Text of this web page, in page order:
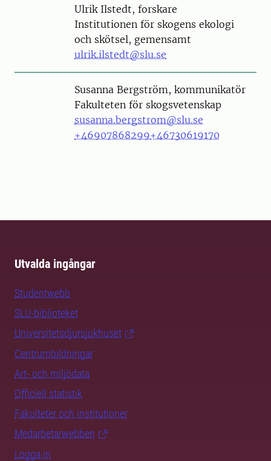
PersonUlrik Ilstedt, forskare
Institutionen för skogens ekologi
och skötsel, gemensamt
ulrik.ilstedt@slu.se
PersonSusanna Bergström, kommunikatör
Fakulteten för skogsvetenskap
susanna.bergstrom@slu.se
+46907868299+46730619170
Utvalda ingångar
Studentwebb
SLU-biblioteket
Universitetsdjursjukhuset
Centrumbildningar
Art- och miljödata
Officiell statistik
Fakulteter och institutioner
Medarbetarwebben
Logga in